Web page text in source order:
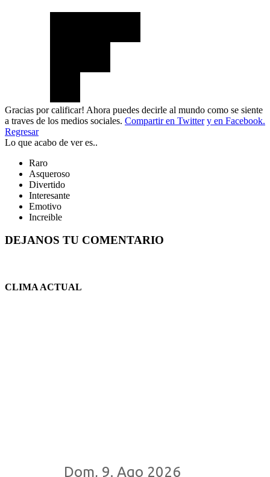
Gracias por calificar! Ahora puedes decirle al mundo como se siente
a traves de los medios sociales. Compartir en Twitter y en Facebook.
Regresar
Lo que acabo de ver es..
Raro
Asqueroso
Divertido
Interesante
Emotivo
Increible
DEJANOS TU COMENTARIO
CLIMA ACTUAL